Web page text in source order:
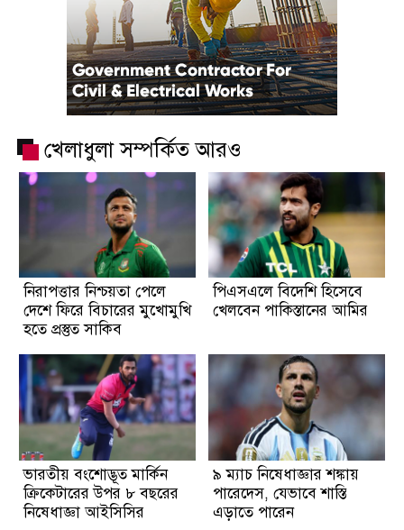
খেলাধুলা সম্পর্কিত আরও
নিরাপত্তার নিশ্চয়তা পেলে
দেশে ফিরে বিচারের মুখোমুখি
হতে প্রস্তুত সাকিব
পিএসএলে বিদেশি হিসেবে
খেলবেন পাকিস্তানের আমির
ভারতীয় বংশোদ্ভূত মার্কিন
ক্রিকেটারের উপর ৮ বছরের
নিষেধাজ্ঞা আইসিসির
৯ ম্যাচ নিষেধাজ্ঞার শঙ্কায়
পারেদেস, যেভাবে শাস্তি
এড়াতে পারেন